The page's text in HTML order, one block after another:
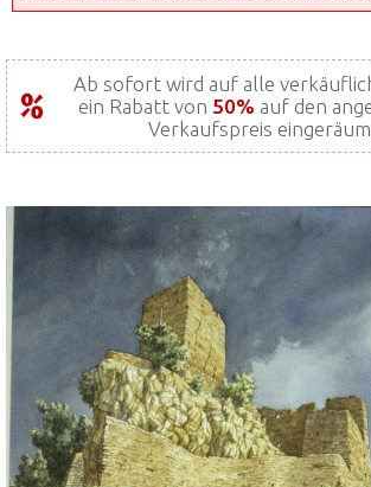
Ab sofort wird auf alle
ein Rabatt von 50% auf den
Verkaufspreis